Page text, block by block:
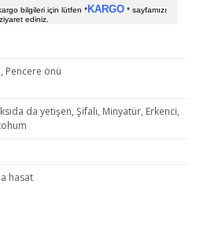
bilgileri için lütfen *KARGO* sayfamızı
ziyaret ediniz.
Pencere önü
da yetişen, Şifalı, Minyatür, Erkenci,
hasat